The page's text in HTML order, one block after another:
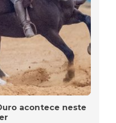
acontece neste